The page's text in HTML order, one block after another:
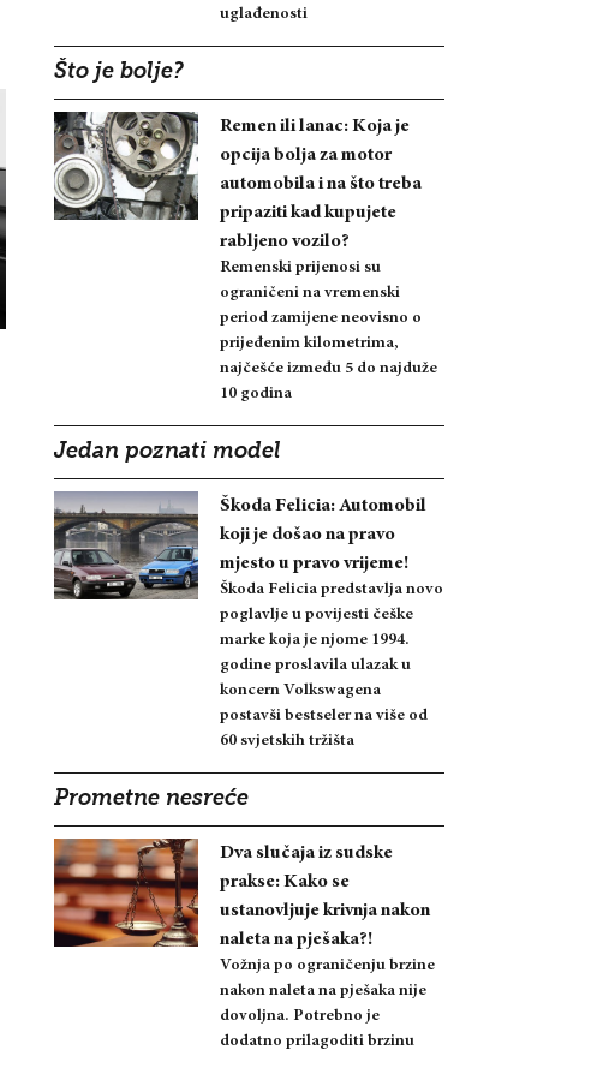
uglađenosti
Što je bolje?
Remen ili lanac: Koja je
opcija bolja za motor
automobila i na što treba
pripaziti kad kupujete
rabljeno vozilo?
Remenski prijenosi su
ograničeni na vremenski
period zamijene neovisno o
prijeđenim kilometrima,
najčešće između 5 do najduže
10 godina
Jedan poznati model
Škoda Felicia: Automobil
koji je došao na pravo
mjesto u pravo vrijeme!
Škoda Felicia predstavlja novo
poglavlje u povijesti češke
marke koja je njome 1994.
godine proslavila ulazak u
koncern Volkswagena
postavši bestseler na više od
60 svjetskih tržišta
Prometne nesreće
Dva slučaja iz sudske
prakse: Kako se
ustanovljuje krivnja nakon
naleta na pješaka?!
Vožnja po ograničenju brzine
nakon naleta na pješaka nije
dovoljna. Potrebno je
dodatno prilagoditi brzinu